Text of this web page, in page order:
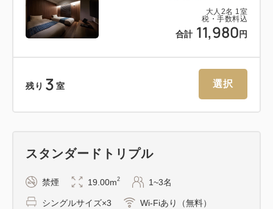
大人 2名 1 室
税・手数料込
合計 11,980 円
残り 3 室 選択
スタンダードトリプル
禁煙 19.00m2 1~3名
シングルサイズ×3 Wi-Fiあり（無料）